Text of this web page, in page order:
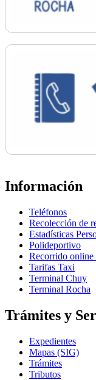
Información
Teléfonos
Recolección de
Estadísticas
Polideportivo
Recorrido online
Tarifas Taxi
Terminal Chuy
Terminal Rocha
Trámites y
Expedientes
Mapas (SIG)
Trámites
Tributos